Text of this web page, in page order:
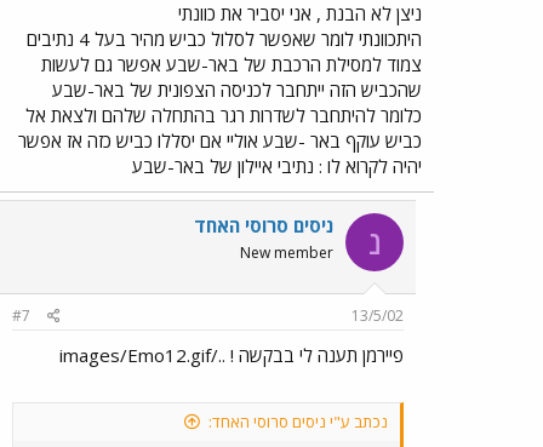
ניצן לא הבנת , אני יסביר את כוונתי
היתכוונתי לומר שאפשר לסלול כביש מהיר בעל 4 נתיבים
צמוד למסילת הרכבת של באר-שבע אפשר גם לעשות
שהכביש הזה ייתחבר לכניסה הצפונית של באר-שבע
כלומר להיתחבר לשדרות רגר בהתחלה שלהם ולצאת אל
כביש עוקף באר -שבע אוליי אם יסללו כביש כזה אז אפשר
יהיה לקרוא לו : נתיבי איילון של באר-שבע
נ ניסים סרוסי האחד
New member
13/5/02
#7
פיירמן תענה לי בבקשה ! ../images/Emo12.gif
נכתב ע"י ניסים סרוסי האחד: